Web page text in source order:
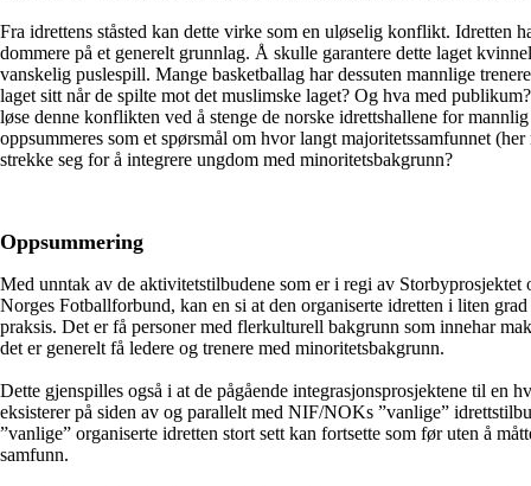
Fra idrettens ståsted kan dette virke som en uløselig konflikt. Idretten
dommere på et generelt grunnlag. Å skulle garantere dette laget
vanskelig puslespill. Mange basketballag har dessuten mannlige
laget sitt når de spilte mot det muslimske laget? Og hva med
løse denne konflikten ved å stenge de norske idrettshallene for
oppsummeres som et spørsmål om hvor langt majoritetssamfunnet
strekke seg for å integrere ungdom med minoritetsbakgrunn?
Oppsummering
Med unntak av de aktivitetstilbudene som er i regi av Storbyprosjektet
Norges Fotballforbund, kan en si at den organiserte idretten i liten
praksis. Det er få personer med flerkulturell bakgrunn som innehar
det er generelt få ledere og trenere med minoritetsbakgrunn.
Dette gjenspilles også i at de pågående integrasjonsprosjektene til en
eksisterer på siden av og parallelt med NIF/NOKs ”vanlige”
”vanlige” organiserte idretten stort sett kan fortsette som før uten å
samfunn.